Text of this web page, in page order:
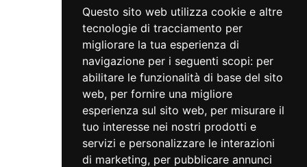
Questo sito web utilizza cookie e altre
tecnologie di tracciamento per
migliorare la tua esperienza di
navigazione per i seguenti scopi: per
abilitare le funzionalità di base del sito
web, per fornire una migliore
esperienza sul sito web, per misurare il
tuo interesse nei nostri prodotti e
servizi e personalizzare le interazioni
di marketing, per pubblicare annunci